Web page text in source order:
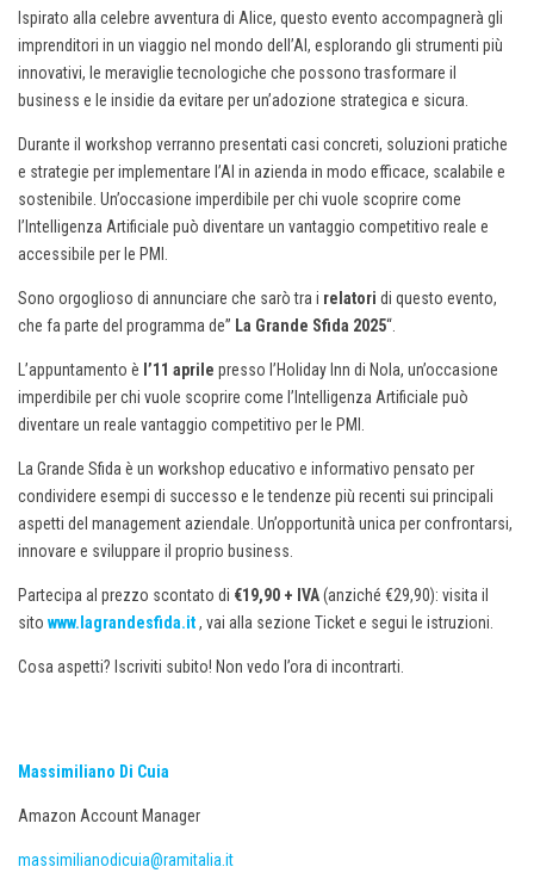
Ispirato alla celebre avventura di Alice, questo evento accompagnerà gli
imprenditori in un viaggio nel mondo dell’AI, esplorando gli strumenti più
innovativi, le meraviglie tecnologiche che possono trasformare il
business e le insidie da evitare per un’adozione strategica e sicura.
Durante il workshop verranno presentati casi concreti, soluzioni pratiche
e strategie per implementare l’AI in azienda in modo efficace, scalabile e
sostenibile. Un’occasione imperdibile per chi vuole scoprire come
l’Intelligenza Artificiale può diventare un vantaggio competitivo reale e
accessibile per le PMI.
Sono orgoglioso di annunciare che sarò tra i relatori di questo evento,
che fa parte del programma de” La Grande Sfida 2025“.
L’appuntamento è l’11 aprile presso l’Holiday Inn di Nola, un’occasione
imperdibile per chi vuole scoprire come l’Intelligenza Artificiale può
diventare un reale vantaggio competitivo per le PMI.
La Grande Sfida è un workshop educativo e informativo pensato per
condividere esempi di successo e le tendenze più recenti sui principali
aspetti del management aziendale. Un’opportunità unica per confrontarsi,
innovare e sviluppare il proprio business.
Partecipa al prezzo scontato di €19,90 + IVA(anziché €29,90): visita il
sito www.lagrandesfida.it, vai alla sezione Ticket e segui le istruzioni.
Cosa aspetti? Iscriviti subito! Non vedo l’ora di incontrarti.
Massimiliano Di Cuia
Amazon Account Manager
massimilianodicuia@ramitalia.it